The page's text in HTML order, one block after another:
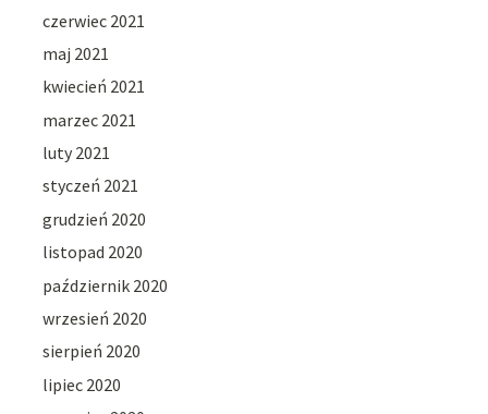
czerwiec 2021
maj 2021
kwiecień 2021
marzec 2021
luty 2021
styczeń 2021
grudzień 2020
listopad 2020
październik 2020
wrzesień 2020
sierpień 2020
lipiec 2020